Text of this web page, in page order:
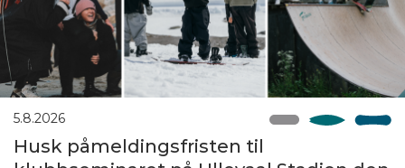
5.8.2026
Husk påmeldingsfristen til